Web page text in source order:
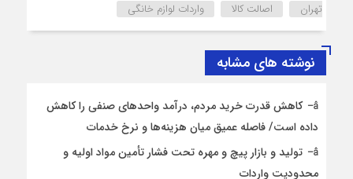
تهران
اصالت کالا واردات لوازم خانگی
نوشته های مشابه
کاهش قدرت خرید مردم، درآمد واحدهای صنفی را کاهش
داده است/ فاصله عمیق میان هزینه‌ها و نرخ خدمات
تولید و بازار پیچ و مهره تحت فشار تأمین مواد اولیه و
محدودیت واردات